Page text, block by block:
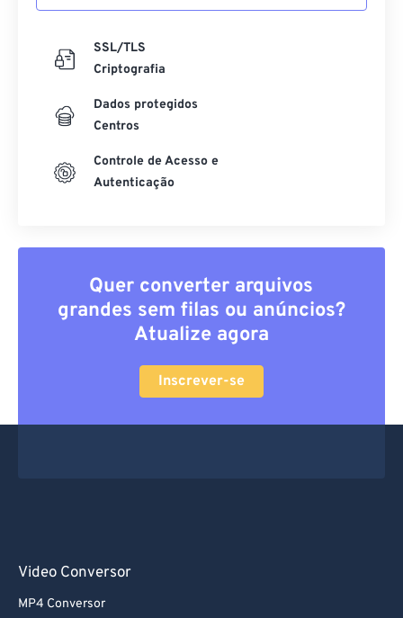
SSL/TLS
Criptografia
Dados protegidos
Centros
Controle de Acesso e
Autenticação
Quer converter arquivos
grandes sem filas ou anúncios?
Atualize agora
Inscrever-se
Video Conversor
MP4 Conversor